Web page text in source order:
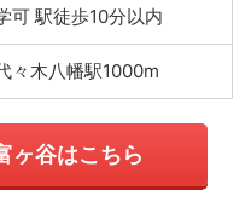
可 駅徒歩10分以内
々木八幡駅1000m
ヶ谷はこちら